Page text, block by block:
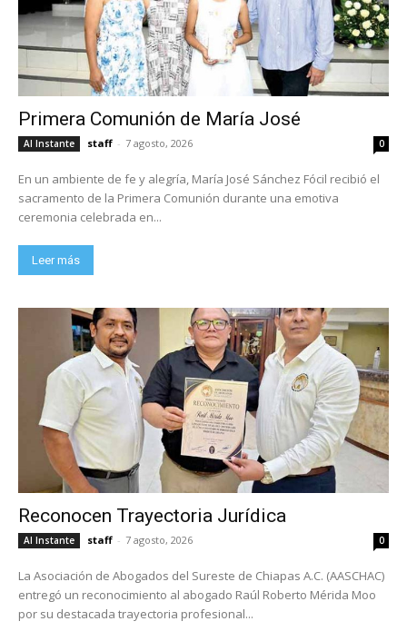
Primera Comunión de María José
Al Instante staff - 7 agosto, 2026 0
En un ambiente de fe y alegría, María José Sánchez Fócil recibió el
sacramento de la Primera Comunión durante una emotiva
ceremonia celebrada en...
Leer más
Reconocen Trayectoria Jurídica
Al Instante staff - 7 agosto, 2026 0
La Asociación de Abogados del Sureste de Chiapas A.C. (AASCHAC)
entregó un reconocimiento al abogado Raúl Roberto Mérida Moo
por su destacada trayectoria profesional...